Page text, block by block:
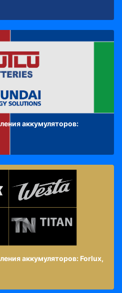
аккумуляторов:
аккумуляторов: Forlux,